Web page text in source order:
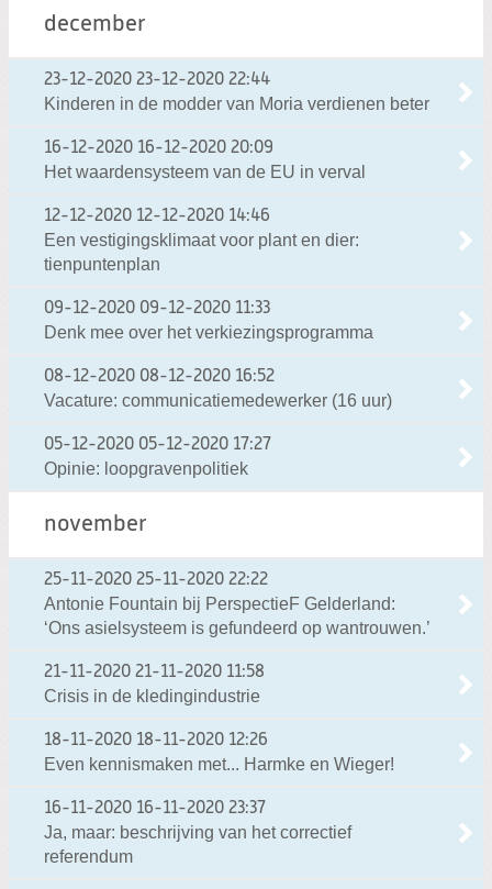
december
23-12-2020 23-12-2020 22:44
Kinderen in de modder van Moria verdienen beter
16-12-2020 16-12-2020 20:09
Het waardensysteem van de EU in verval
12-12-2020 12-12-2020 14:46
Een vestigingsklimaat voor plant en dier:
tienpuntenplan
09-12-2020 09-12-2020 11:33
Denk mee over het verkiezingsprogramma
08-12-2020 08-12-2020 16:52
Vacature: communicatiemedewerker (16 uur)
05-12-2020 05-12-2020 17:27
Opinie: loopgravenpolitiek
november
25-11-2020 25-11-2020 22:22
Antonie Fountain bij PerspectieF Gelderland:
‘Ons asielsysteem is gefundeerd op wantrouwen.’
21-11-2020 21-11-2020 11:58
Crisis in de kledingindustrie
18-11-2020 18-11-2020 12:26
Even kennismaken met... Harmke en Wieger!
16-11-2020 16-11-2020 23:37
Ja, maar: beschrijving van het correctief
referendum